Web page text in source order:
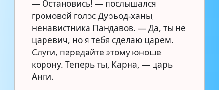
— Остановись! — послышался
громовой голос Дурьод-ханы,
ненавистника Пандавов. — Да, ты не
царевич, но я тебя сделаю царем.
Слуги, передайте этому юноше
корону. Теперь ты, Карна, — царь
Анги.